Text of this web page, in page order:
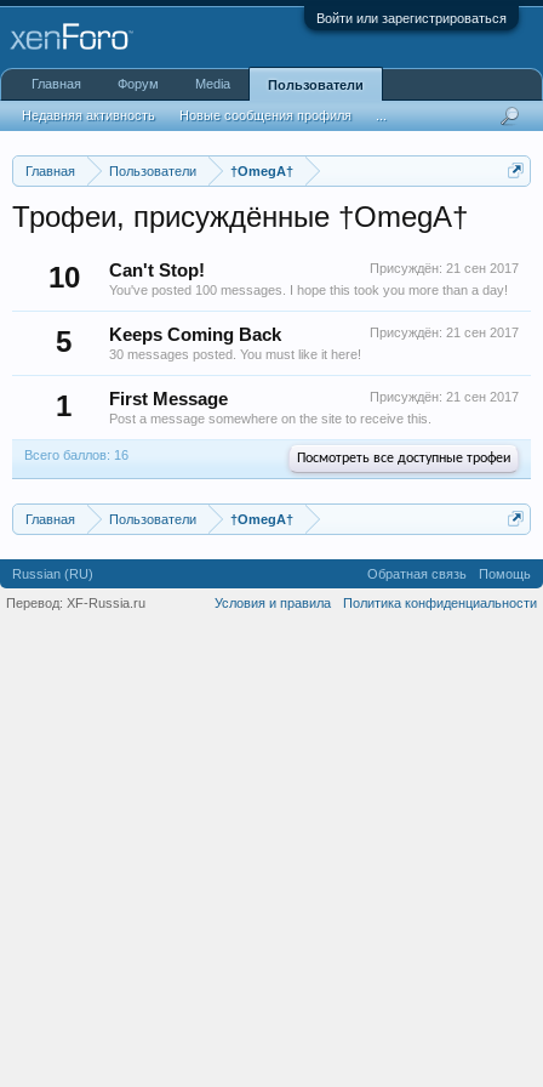
Войти или зарегистрироваться
Главная Пользователи †OmegA†
Трофеи, присуждённые †OmegA†
10
Присуждён: 21 сен 2017
Can't Stop!
You've posted 100 messages. I hope this took you more than a day!
5 Присуждён: 21 сен 2017
Keeps Coming Back
30 messages posted. You must like it here!
1 Присуждён: 21 сен 2017
First Message
Post a message somewhere on the site to receive this.
Всего баллов: 16 Посмотреть все доступные трофеи
Главная Пользователи †OmegA†
Главная Форум Media Пользователи
Недавняя активность Новые сообщения профиля
Russian (RU) Обратная связь
Помощь
Условия и правила
Политика конфиденциальности
Перевод: XF-Russia.ru